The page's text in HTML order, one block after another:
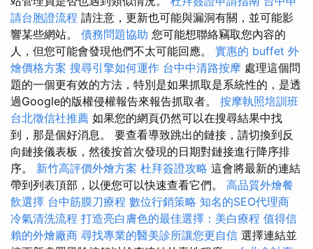
請台胞證流程 請注意，更新也可能與漏洞有關，並可能影
響某些網站。 債務問題協助 您可能想聯絡竊取您內容的
人，但您可能會發現他們不太可能回應。 實惠的 buffet 外
燴價格方案 搜尋引擎如何運作 台中中清路按摩 處理這個問
題的一個更有效的方法，特別是如果抓取是系統性的，是透
過Google的版權侵權報告來報告抓取者。 按摩執照培訓班
台北徵信社推薦 如果您的網頁仍然可以在搜尋結果中找
到，那是個好消息。 要查看導致跳出的鏈接，請切換到反
向鏈接儀表板，然後按首次發現的日期對鏈接進行降序排
序。 新竹高評價外燴方案 杜拜簽證攻略 這會將最新的連結
帶到列表頂部，以便您可以快速查看它們。 高品質外燴餐
飲選擇 台中筋膜刀療程 數位行銷策略 知名的SEO代理商
冷氣清洗流程 打造亮白膚色的最佳選擇：美白療程 值得信
賴的外燴廠商 尋找專業的醫美診所讓您更自信 選擇連結並